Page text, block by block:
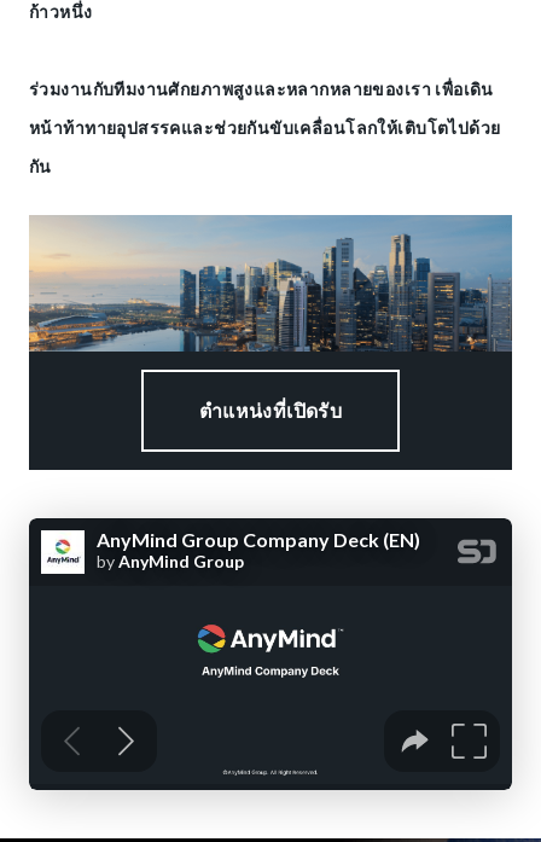
ก้าวหนึ่ง
ร่วมงานกับทีมงานศักยภาพสูงและหลากหลายของเรา เพื่อเดิน
หน้าท้าทายอุปสรรคและช่วยกันขับเคลื่อนโลกให้เติบโตไปด้วย
กัน
ตำแหน่งที่เปิดรับ